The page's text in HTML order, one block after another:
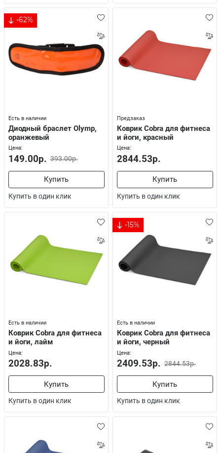
-62%
Есть в наличии
Диодный браслет Olymp,
оранжевый
Цена:
149.00р. 393.00р.
Купить
Купить в один клик
Предзаказ
Коврик Cobra для фитнеса
и йоги, красный
Цена:
2844.53р.
Купить
Купить в один клик
Есть в наличии
Коврик Cobra для фитнеса
и йоги, лайм
Цена:
2028.83р.
Купить
Купить в один клик
-15%
Есть в наличии
Коврик Cobra для фитнеса
и йоги, черный
Цена:
2409.53р. 2844.53р.
Купить
Купить в один клик